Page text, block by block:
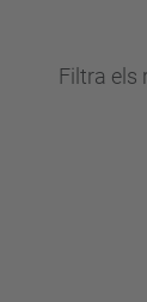
Filtra els